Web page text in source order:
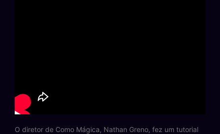
O diretor de Como Mágica, Nathan Greno, fez um tutorial